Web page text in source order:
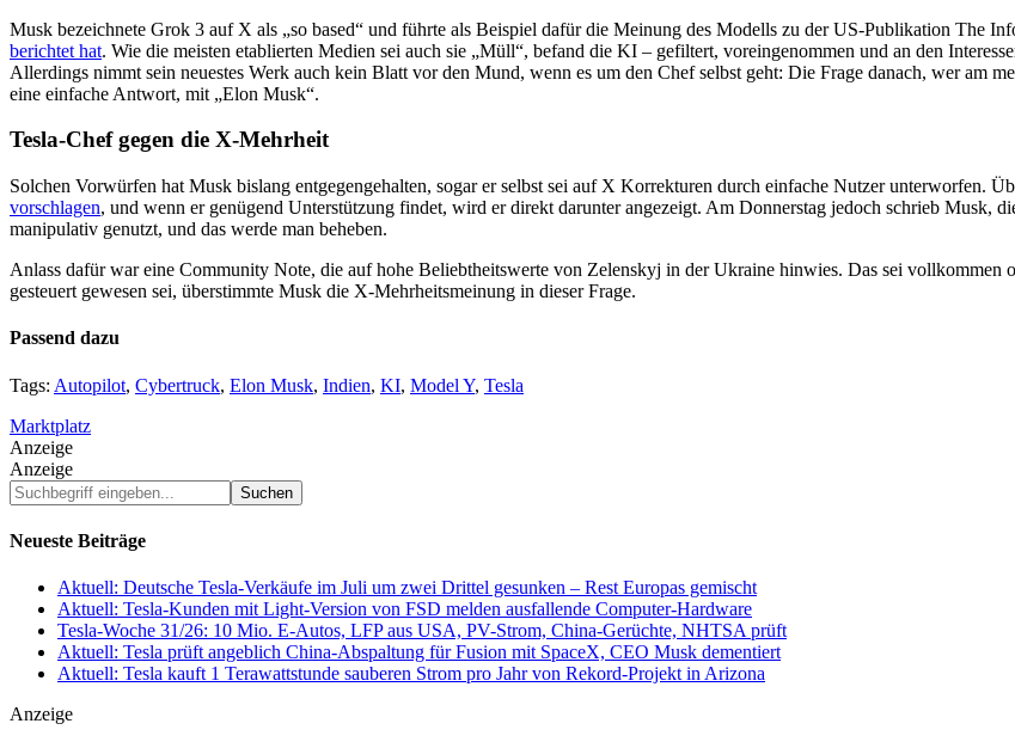
Musk bezeichnete Grok 3 auf X als „so based“ und führte als Beispiel dafür die Meinung des Modells zu der US-Publikation The
berichtet hat. Wie die meisten etablierten Medien sei auch sie „Müll“, befand die KI – gefiltert, voreingenommen und an den
Allerdings nimmt sein neuestes Werk auch kein Blatt vor den Mund, wenn es um den Chef selbst geht: Die Frage danach, wer am
eine einfache Antwort, mit „Elon Musk“.
Tesla-Chef gegen die X-Mehrheit
Solchen Vorwürfen hat Musk bislang entgegengehalten, sogar er selbst sei auf X Korrekturen durch einfache Nutzer unterworfen.
vorschlagen, und wenn er genügend Unterstützung findet, wird er direkt darunter angezeigt. Am Donnerstag jedoch schrieb Musk,
manipulativ genutzt, und das werde man beheben.
Anlass dafür war eine Community Note, die auf hohe Beliebtheitswerte von Zelenskyj in der Ukraine hinwies. Das sei
gesteuert gewesen sei, überstimmte Musk die X-Mehrheitsmeinung in dieser Frage.
Passend dazu
Tags: Autopilot, Cybertruck, Elon Musk, Indien, KI, Model Y, Tesla
Marktplatz
Anzeige
Anzeige
Suchbegriff
eingeben...
Neueste Beiträge
Aktuell: Deutsche Tesla-Verkäufe im Juli um zwei Drittel gesunken – Rest Europas gemischt
Aktuell: Tesla-Kunden mit Light-Version von FSD melden ausfallende Computer-Hardware
Tesla-Woche 31/26: 10 Mio. E-Autos, LFP aus USA, PV-Strom, China-Gerüchte, NHTSA prüft
Aktuell: Tesla prüft angeblich China-Abspaltung für Fusion mit SpaceX, CEO Musk dementiert
Aktuell: Tesla kauft 1 Terawattstunde sauberen Strom pro Jahr von Rekord-Projekt in Arizona
Anzeige